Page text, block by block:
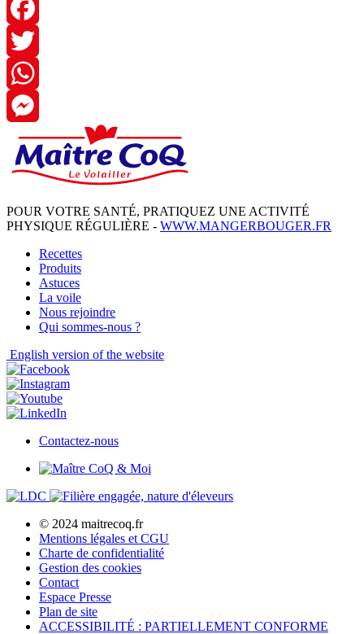
Facebook
Twitter
WhatsApp
Messenger
POUR VOTRE SANTÉ, PRATIQUEZ UNE ACTIVITÉ
PHYSIQUE RÉGULIÈRE - WWW.MANGERBOUGER.FR
Recettes
Produits
Astuces
La voile
Nous rejoindre
Qui sommes-nous ?
English version of the website
Contactez-nous
© 2024 maitrecoq.fr
Mentions légales et CGU
Charte de confidentialité
Gestion des cookies
Contact
Espace Presse
Plan de site
ACCESSIBILITÉ : PARTIELLEMENT CONFORME